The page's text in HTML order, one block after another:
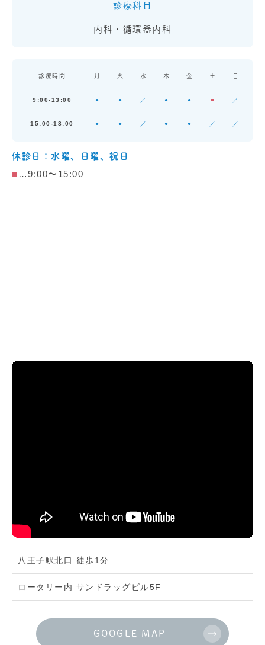
診療科目
内科・循環器内科
診療時間 月 火 水 木 金 土 日
9:00-13:00 ● ● ／ ● ● ■ ／
15:00-18:00 ● ● ／ ● ● ／ ／
休診日：水曜、日曜、祝日
■ …9:00〜15:00
八王子駅北口 徒歩1分
ロータリー内 サンドラッグビル5F
GOOGLE MAP